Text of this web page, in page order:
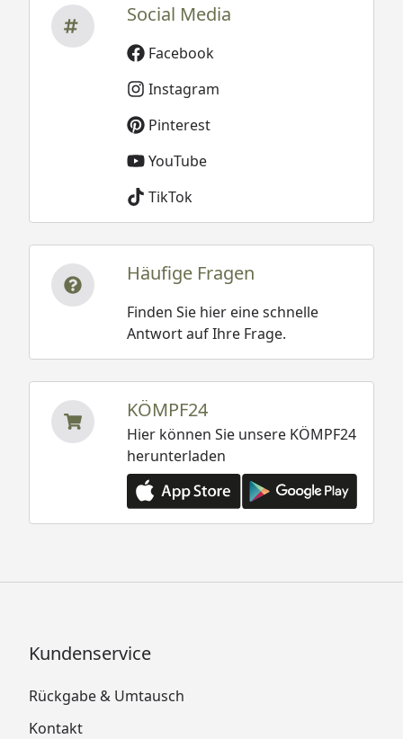
Social Media
Facebook
Instagram
Pinterest
YouTube
TikTok
Häufige Fragen
Finden Sie hier eine schnelle
Antwort auf Ihre Frage.
KÖMPF24
Hier können Sie unsere KÖMPF24
herunterladen
Kundenservice
Rückgabe & Umtausch
Kontakt